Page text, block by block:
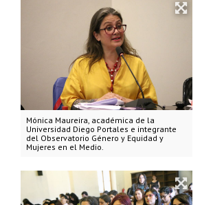
Mónica Maureira, académica de la
Universidad Diego Portales e integrante
del Observatorio Género y Equidad y
Mujeres en el Medio.